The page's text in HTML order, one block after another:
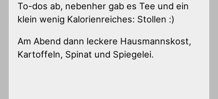
To-dos ab, nebenher gab es Tee und ein
klein wenig Kalorienreiches: Stollen :)
Am Abend dann leckere Hausmannskost,
Kartoffeln, Spinat und Spiegelei.